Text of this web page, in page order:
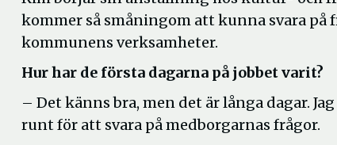
kommer så småningom att kunna svara på
kommunens verksamheter.
Hur har de första dagarna på jobbet varit?
– Det känns bra, men det är långa dagar.
runt för att svara på medborgarnas frågor.